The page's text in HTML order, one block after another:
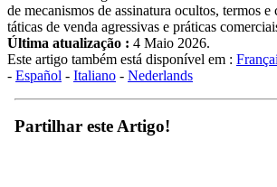
de mecanismos de assinatura ocultos, termos
táticas de venda agressivas e práticas
Última atualização : 4 Maio 2026.
Este artigo também está disponível em :
- Español - Italiano - Nederlands
Partilhar este Artigo!